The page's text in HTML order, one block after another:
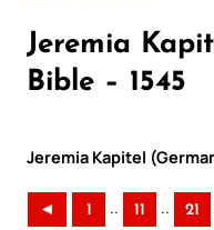
Jeremia
Bible – 1545
Jeremia Kapitel
◄ 1 .. 11 .. 21